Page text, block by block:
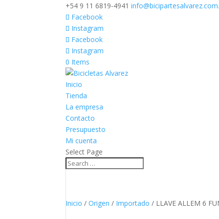
+54 9 11 6819-4941
Facebook
Instagram
Facebook
Instagram
0 Items
Inicio
Tienda
La empresa
Contacto
Presupuesto
Mi cuenta
Select Page
Inicio /Origen / Importado / LLAVE ALLEM 6